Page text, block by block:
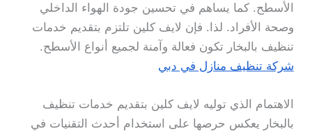
الأسطح. كما يساهم في تحسين جودة الهواء الداخلي
وصحة الأفراد. لذا. فإن لايف كلين تلتزم بتقديم خدمات
تنظيف بالبخار تكون فعالة وآمنة لجميع أنواع الأسطح.
شركة تنظيف منازل في دبي
الاهتمام الذي توليه لايف كلين بتقديم خدمات تنظيف
بالبخار يعكس حرصها على استخدام أحدث التقنيات في